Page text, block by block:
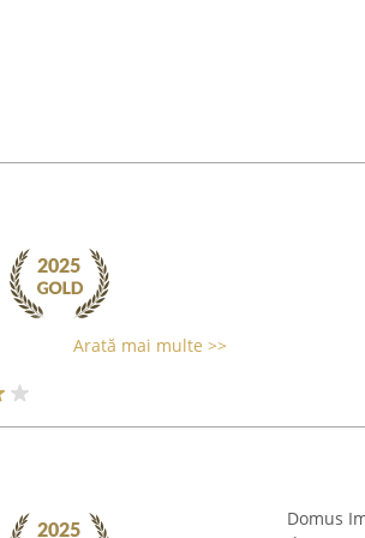
Arată mai multe >>
Domus